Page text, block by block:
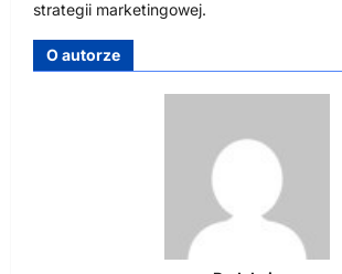
strategii marketingowej.
O autorze